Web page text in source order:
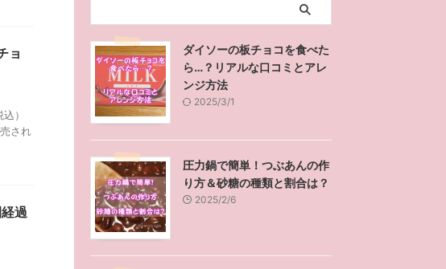
ョ
）
され
過
ダイソーの板チョコを食べた
ら…？リアルな口コミとアレ
ンジ方法
2025/3/1
圧力鍋で簡単！つぶあんの作
り方＆砂糖の種類と割合は？
2025/2/6